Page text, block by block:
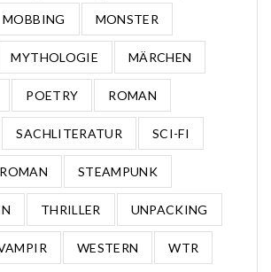
MOBBING MONSTER
MYTHOLOGIE MÄRCHEN
POETRY ROMAN
SACHLITERATUR SCI-FI
STEAMPUNK
THRILLER UNPACKING
WESTERN WTR